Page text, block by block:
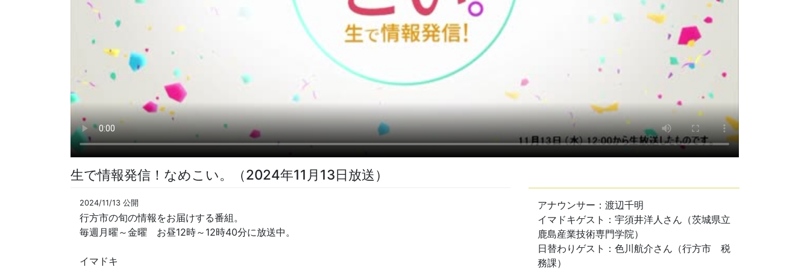
生で情報発信！なめこい。（2024年11月13日放送）
2024/11/13 公開
行方市の旬の情報をお届けする番組。
毎週月曜～金曜 お昼12時～12時40分に放送中。
イマドキ
アナウンサー：渡辺千明
イマドキゲスト：宇須井洋人さん（茨城県立
鹿島産業技術専門学院）
日替わりゲスト：色川航介さん（行方市 税
務課）